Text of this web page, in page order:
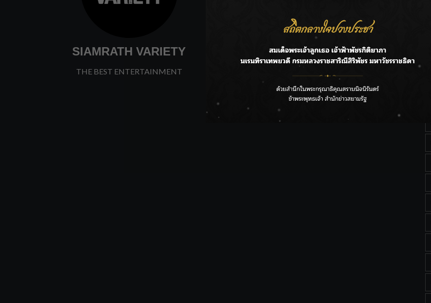
SIAMRATH VARIETY
THE BEST ENTERTAINMENT
ลาโลกนี้ ให้ใส่บาตรสิ่งนั้นไว้ตอนยังมีชีวิต”
ราชเลขานุการในพระองค์ฯ ติดตามโครงการหุบกะพง–ห้วย
ทรายใต้ เสริมความมั่นคงน้ำเพชรบุรี
ตรอง “G.O.A.T”
กรมชลฯ เกาะติดฝนทั่วประเทศ เตรียมเครื่องจักรรับมือน้ำ